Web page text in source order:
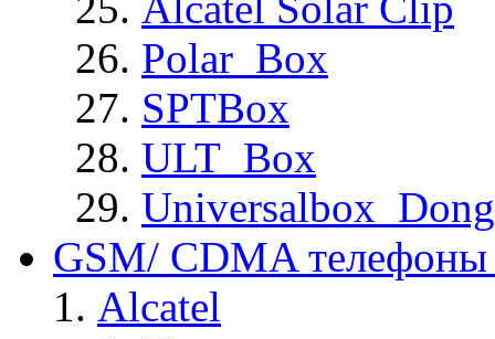
Polar_Box
SPTBox
ULT_Box
GSM/ CDMA
Alcatel